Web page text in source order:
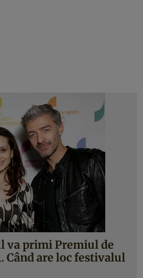
va primi Premiul de
Când are loc festivalul